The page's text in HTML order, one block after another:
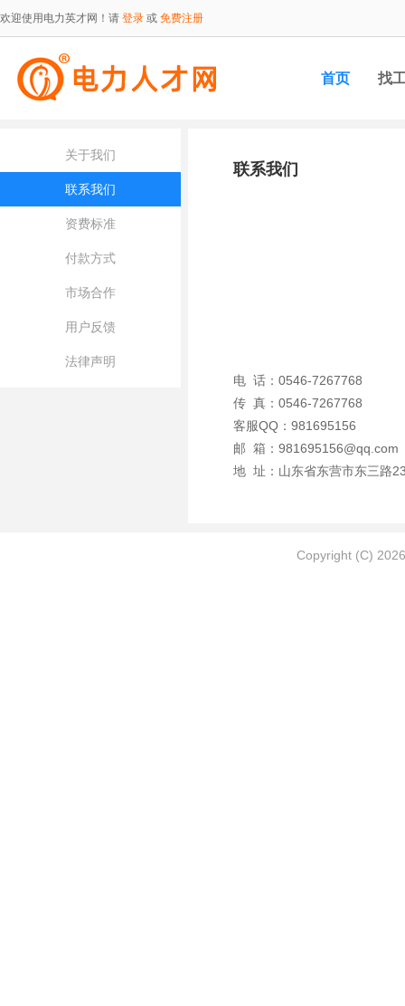
欢迎使用电力英才网！请 登录 或 免费注册
首页 找
关于我们
联系我们
资费标准
付款方式
市场合作
用户反馈
法律声明
联系我们
电 话：0546-7267768
传 真：0546-7267768
客服QQ：981695156
邮 箱：981695156@qq.com
地 址：山东省东营市东三路
Copyright (C)